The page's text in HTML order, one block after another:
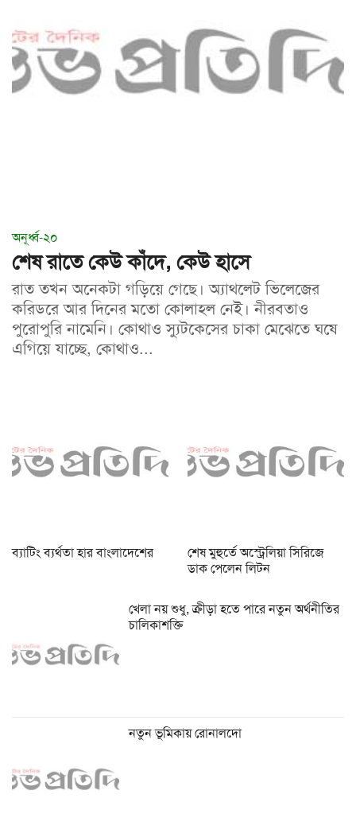
অনূর্ধ্ব-২০
শেষ রাতে কেউ কাঁদে, কেউ হাসে
রাত তখন অনেকটা গড়িয়ে গেছে। অ্যাথলেট ভিলেজের
করিডরে আর দিনের মতো কোলাহল নেই। নীরবতাও
পুরোপুরি নামেনি। কোথাও স্যুটকেসের চাকা মেঝেতে ঘষে
এগিয়ে যাচ্ছে, কোথাও...
ব্যাটিং ব্যর্থতা হার বাংলাদেশের
শেষ মুহুর্তে অস্ট্রেলিয়া সিরিজে
ডাক পেলেন লিটন
খেলা নয় শুধু, ক্রীড়া হতে পারে নতুন অর্থনীতির
চালিকাশক্তি
নতুন ভূমিকায় রোনালদো